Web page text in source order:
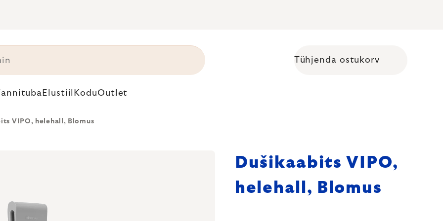
Tühjenda ostukorv
Elustiil KoduOutlet
VIPO, helehall, Blomus
Dušikaabits VIPO,
helehall, Blomus